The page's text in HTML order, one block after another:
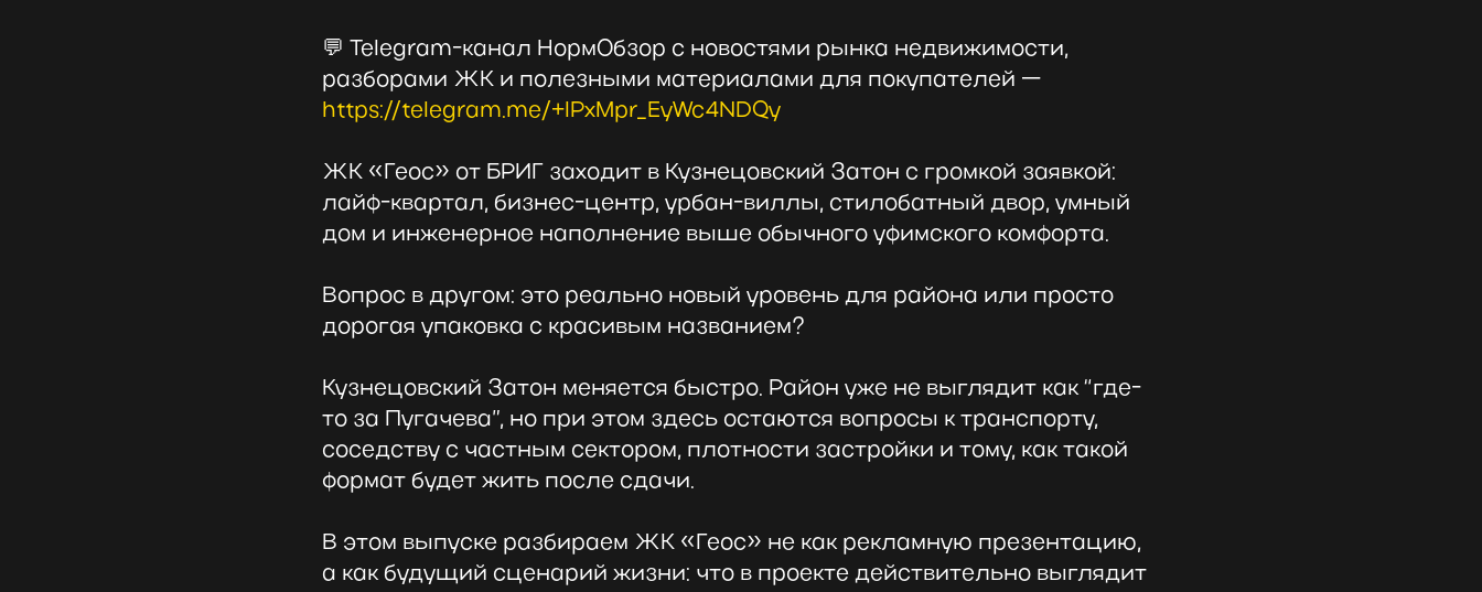
💬 Telegram-канал НормОбзор с новостями рынка недвижимости,
разборами ЖК и полезными материалами для покупателей —
https://telegram.me/+lPxMpr_EyWc4NDQy
ЖК «Геос» от БРИГ заходит в Кузнецовский Затон с громкой заявкой:
лайф-квартал, бизнес-центр, урбан-виллы, стилобатный двор, умный
дом и инженерное наполнение выше обычного уфимского комфорта.
Вопрос в другом: это реально новый уровень для района или просто
дорогая упаковка с красивым названием?
Кузнецовский Затон меняется быстро. Район уже не выглядит как “где-
то за Пугачева”, но при этом здесь остаются вопросы к транспорту,
соседству с частным сектором, плотности застройки и тому, как такой
формат будет жить после сдачи.
В этом выпуске разбираем ЖК «Геос» не как рекламную презентацию,
а как будущий сценарий жизни: что в проекте действительно выглядит